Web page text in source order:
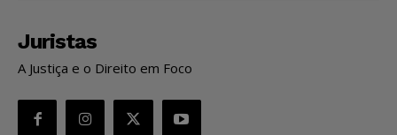
Juristas
A Justiça e o Direito em Foco